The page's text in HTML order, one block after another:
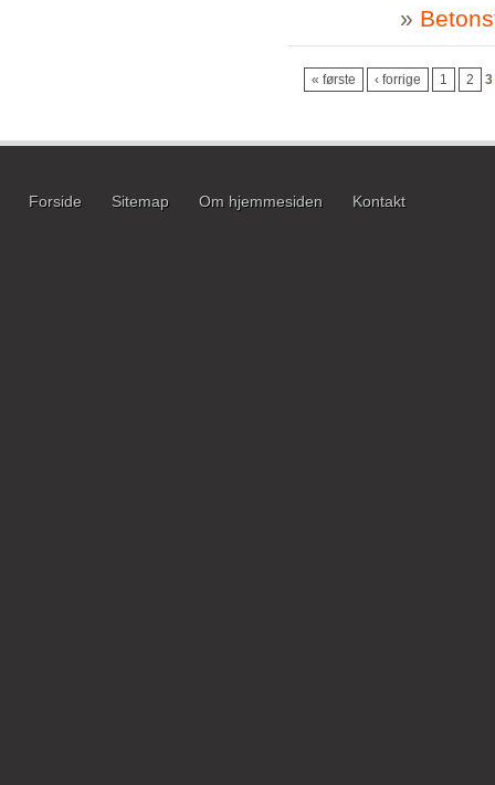
»
« første ‹ forrige 1 2 3
Forside Sitemap Om hjemmesiden Kontakt